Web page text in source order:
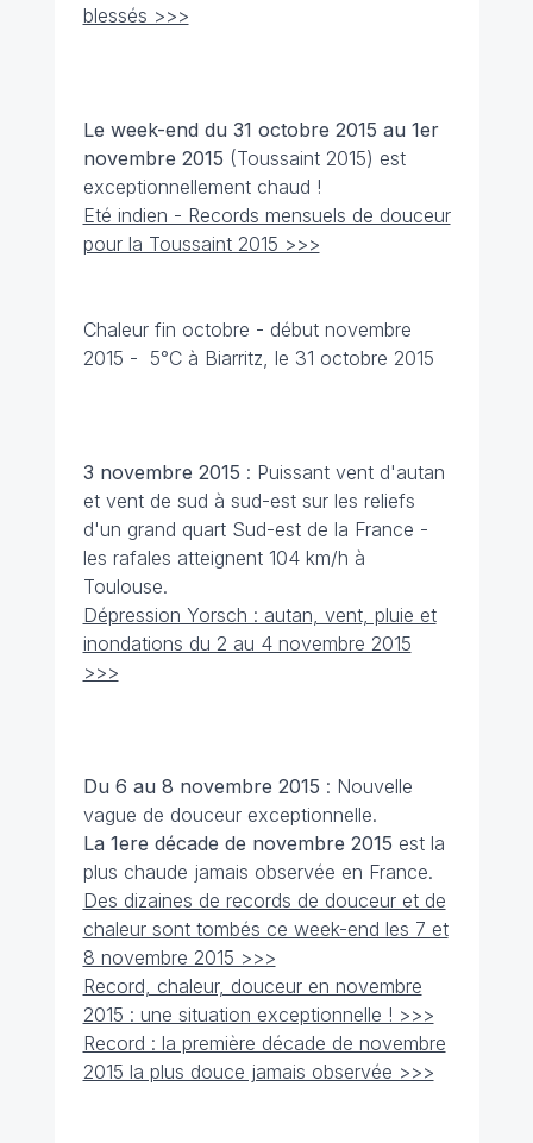
blessés >>>
Le week-end du 31 octobre 2015 au 1er
novembre 2015 (Toussaint 2015) est
exceptionnellement chaud !
Eté indien - Records mensuels de douceur
pour la Toussaint 2015 >>>
Chaleur fin octobre - début novembre
2015 - 5°C à Biarritz, le 31 octobre 2015
3 novembre 2015 : Puissant vent d'autan
et vent de sud à sud-est sur les reliefs
d'un grand quart Sud-est de la France -
les rafales atteignent 104 km/h à
Toulouse.
Dépression Yorsch : autan, vent, pluie et
inondations du 2 au 4 novembre 2015
>>>
Du 6 au 8 novembre 2015 : Nouvelle
vague de douceur exceptionnelle.
La 1ere décade de novembre 2015 est la
plus chaude jamais observée en France.
Des dizaines de records de douceur et de
chaleur sont tombés ce week-end les 7 et
8 novembre 2015 >>>
Record, chaleur, douceur en novembre
2015 : une situation exceptionnelle ! >>>
Record : la première décade de novembre
2015 la plus douce jamais observée >>>